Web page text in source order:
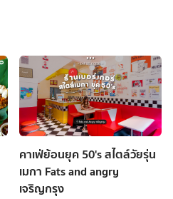
คาเฟ่ย้อนยุค 50's สไตล์วัยรุ่น
เมกา Fats and angry
เจริญกรุง